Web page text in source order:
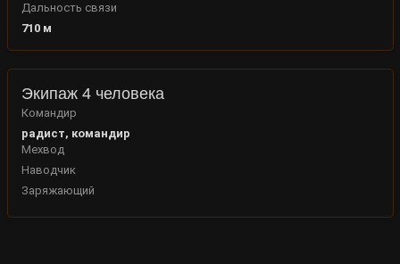
Дальность связи
710м
Экипаж 4 человека
Командир
радист, командир
Мехвод
Наводчик
Заряжающий